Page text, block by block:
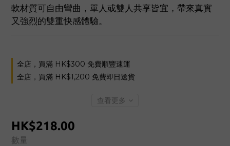
軟材質可自由彎曲，單人或雙人共享皆宜，帶來真實
又強烈的雙重快感體驗。
全店，買滿 HK$300 免費順豐速運
全店，買滿 HK$1,200 免費即日送貨
查看更多
HK$218.00
數量